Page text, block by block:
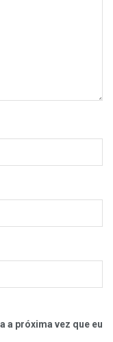
a próxima vez que eu